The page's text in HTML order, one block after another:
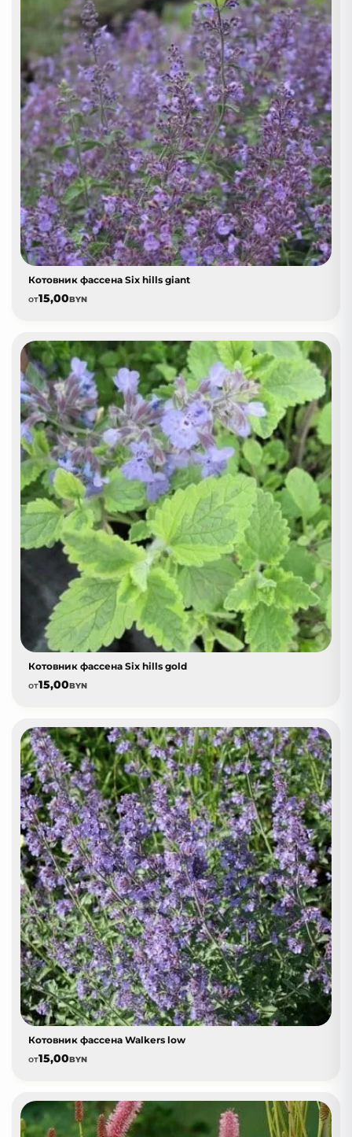
Котовник фассена Six hills giant
от15,00BYN
Котовник фассена Six hills gold
от15,00BYN
Котовник фассена Walkers low
от15,00BYN